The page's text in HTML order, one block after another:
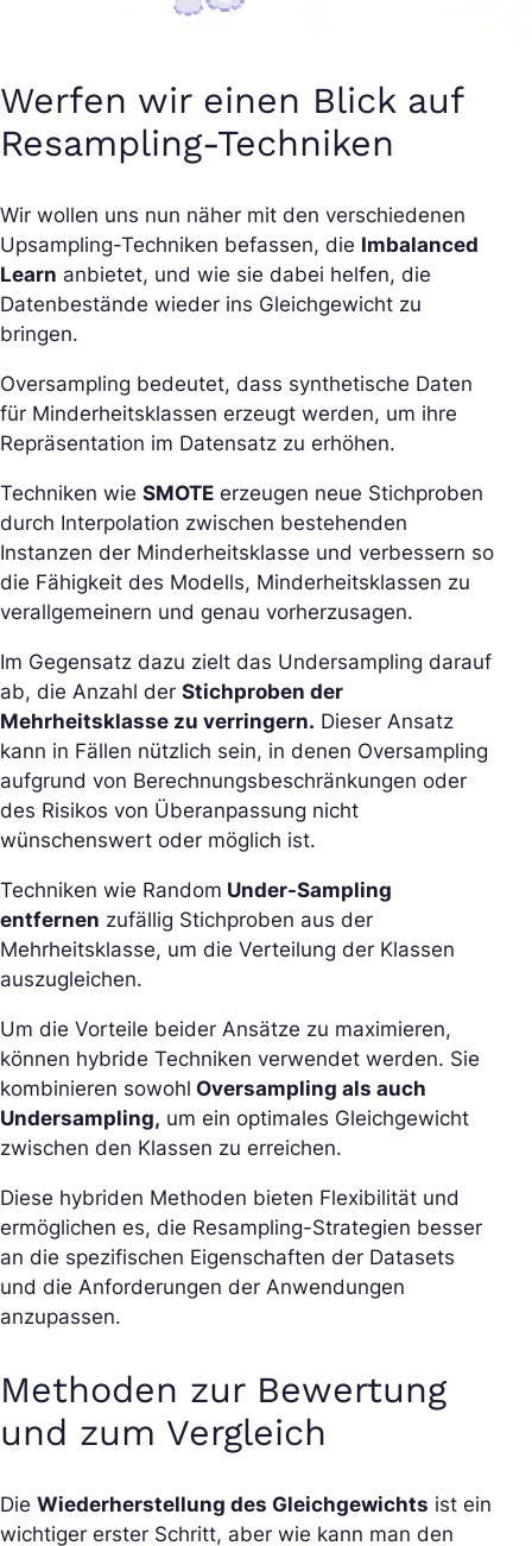
Werfen wir einen Blick auf
Resampling-Techniken
Wir wollen uns nun näher mit den verschiedenen
Upsampling-Techniken befassen, die Imbalanced
Learn anbietet, und wie sie dabei helfen, die
Datenbestände wieder ins Gleichgewicht zu
bringen.
Oversampling bedeutet, dass synthetische Daten
für Minderheitsklassen erzeugt werden, um ihre
Repräsentation im Datensatz zu erhöhen.
Techniken wie SMOTE erzeugen neue Stichproben
durch Interpolation zwischen bestehenden
Instanzen der Minderheitsklasse und verbessern so
die Fähigkeit des Modells, Minderheitsklassen zu
verallgemeinern und genau vorherzusagen.
Im Gegensatz dazu zielt das Undersampling darauf
ab, die Anzahl der Stichproben der
Mehrheitsklasse zu verringern. Dieser Ansatz
kann in Fällen nützlich sein, in denen Oversampling
aufgrund von Berechnungsbeschränkungen oder
des Risikos von Überanpassung nicht
wünschenswert oder möglich ist.
Techniken wie Random Under-Sampling
entfernen zufällig Stichproben aus der
Mehrheitsklasse, um die Verteilung der Klassen
auszugleichen.
Um die Vorteile beider Ansätze zu maximieren,
können hybride Techniken verwendet werden. Sie
kombinieren sowohl Oversampling als auch
Undersampling, um ein optimales Gleichgewicht
zwischen den Klassen zu erreichen.
Diese hybriden Methoden bieten Flexibilität und
ermöglichen es, die Resampling-Strategien besser
an die spezifischen Eigenschaften der Datasets
und die Anforderungen der Anwendungen
anzupassen.
Methoden zur Bewertung
und zum Vergleich
Die Wiederherstellung des Gleichgewichts ist ein
wichtiger erster Schritt, aber wie kann man den